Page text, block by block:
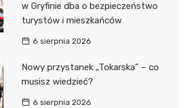
w Gryfinie dba o bezpieczeństwo
turystów i mieszkańców
6 sierpnia 2026
Nowy przystanek „Tokarska” – co
musisz wiedzieć?
6 sierpnia 2026